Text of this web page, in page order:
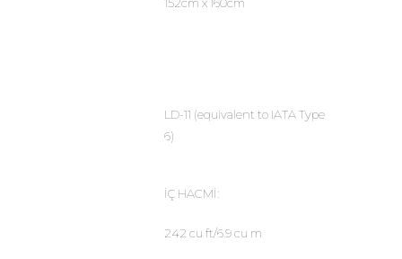
LD-11 (equivalent to IATA Type
6)
İÇ HACMİ:
242 cu ft/6.9 cu m